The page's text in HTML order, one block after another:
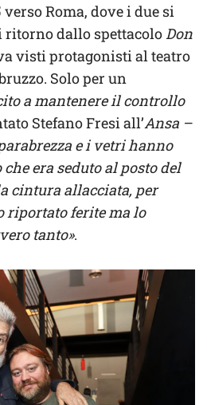
Roma, dove i due si
dallo spettacoloDon
visti protagonisti al teatro
Solo per un
a mantenere il controllo
Stefano Fresi all’Ansa –
e i vetri hanno
era seduto al posto del
cintura allacciata, per
riportato ferite ma lo
tanto».